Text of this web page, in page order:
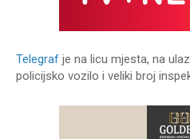
Telegraf je na licu mjesta, na
policijsko vozilo i veliki broj